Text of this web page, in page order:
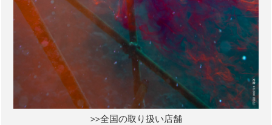
>>全国の取り扱い店舗